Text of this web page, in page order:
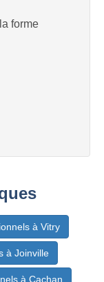
forme
à Vitry
à Joinville
à Cachan